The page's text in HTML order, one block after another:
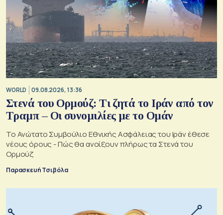
WORLD 09.08.2026, 13:36
Στενά του Ορμούζ: Τι ζητά το Ιράν από τον
Τραμπ – Οι συνομιλίες με το Ομάν
Το Ανώτατο Συμβούλιο Εθνικής Ασφάλειας του Ιράν έθεσε
νέους όρους - Πώς θα ανοίξουν πλήρως τα Στενά του
Ορμούζ
Παρασκευή Τσιβόλα